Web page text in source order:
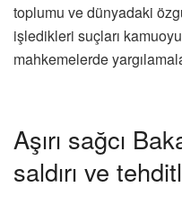
toplumu ve dünyadaki
işledikleri suçları
mahkemelerde
Aşırı sağcı
saldırı ve